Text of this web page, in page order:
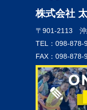
株式会社
〒901-2113
TEL：098-878-
FAX：098-878-